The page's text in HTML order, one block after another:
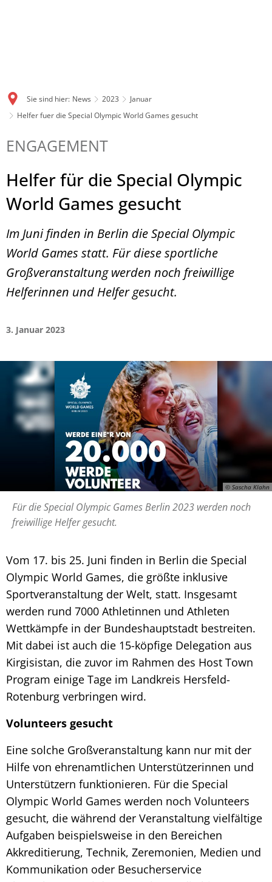
Sie sind hier: News 2023
Januar
Helfer fuer die Special Olympic World Games gesucht
ENGAGEMENT
Helfer für die Special Olympic
World Games gesucht
Im Juni finden in Berlin die Special Olympic
World Games statt. Für diese sportliche
Großveranstaltung werden noch freiwillige
Helferinnen und Helfer gesucht.
3. Januar 2023
© Sascha Klahn
Für die Special Olympic Games Berlin 2023 werden noch
freiwillige Helfer gesucht.
Vom 17. bis 25. Juni finden in Berlin die Special
Olympic World Games, die größte inklusive
Sportveranstaltung der Welt, statt. Insgesamt
werden rund 7000 Athletinnen und Athleten
Wettkämpfe in der Bundeshauptstadt bestreiten.
Mit dabei ist auch die 15-köpfige Delegation aus
Kirgisistan, die zuvor im Rahmen des Host Town
Program einige Tage im Landkreis Hersfeld-
Rotenburg verbringen wird.
Volunteers gesucht
Eine solche Großveranstaltung kann nur mit der
Hilfe von ehrenamtlichen Unterstützerinnen und
Unterstützern funktionieren. Für die Special
Olympic World Games werden noch Volunteers
gesucht, die während der Veranstaltung vielfältige
Aufgaben beispielsweise in den Bereichen
Akkreditierung, Technik, Zeremonien, Medien und
Kommunikation oder Besucherservice